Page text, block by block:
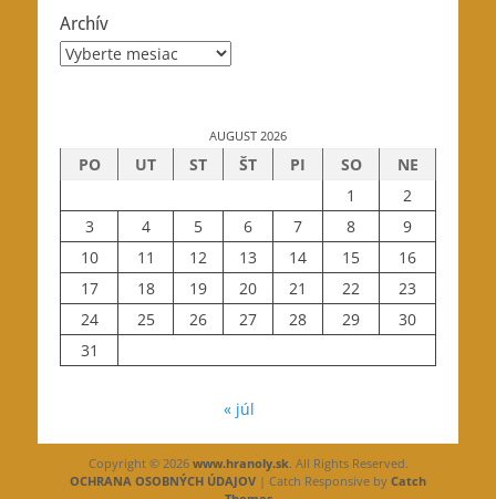
Archív
Archív
AUGUST 2026
PO UT ST ŠT PI SO
NE
1
2
3
4 5 6 7 8
9
10
11 12 13 14 15
16
17
18 19 20 21 22
23
24
25 26 27 28 29
30
31
« júl
Copyright © 2026 www.hranoly.sk. All Rights Reserved.
OCHRANA OSOBNÝCH ÚDAJOV | Catch Responsive by Catch